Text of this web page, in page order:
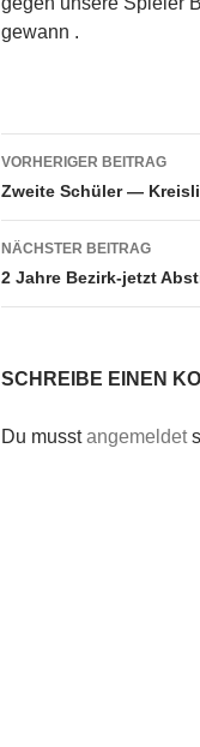
gewann .
VORHERIGER BEITRAG
Zweite Schüler —
NÄCHSTER BEITRAG
2 Jahre Bezirk-jetzt
SCHREIBE EINEN
Du musstangemeldet